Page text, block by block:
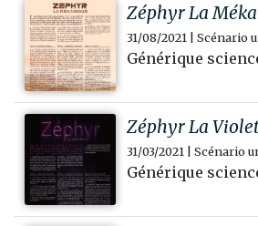
Zéphyr La
31/08/2021 | Scénario
Générique
Zéphyr La
31/03/2021 | Scénario
Générique